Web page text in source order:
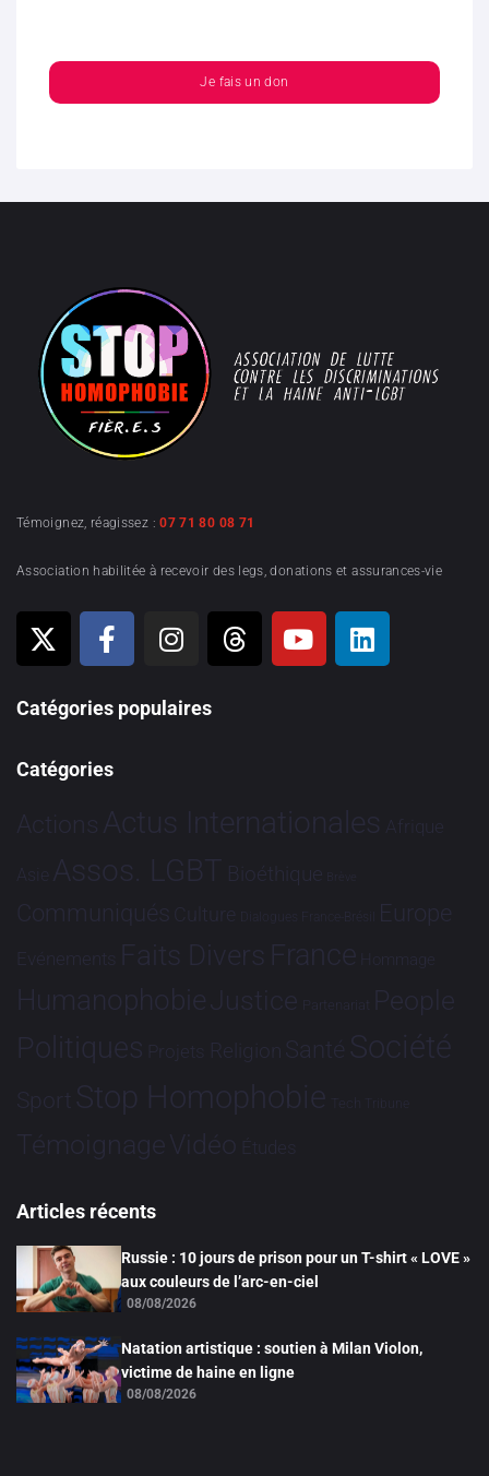
Je fais un don
Témoignez, réagissez :07 71 80 08 71
Association habilitée à recevoir des legs, donations et assurances-vie
Catégories populaires
Catégories
Actions Actus Internationales Afrique
Asie Assos. LGBT Bioéthique Brève
Communiqués Culture Dialogues France-Brésil Europe
Evénements Faits Divers France Hommage
HumanophobieJustice Partenariat People
Politiques Projets Religion Santé Société
Sport Stop Homophobie Tech Tribune
TémoignageVidéo Études
Articles récents
Russie : 10 jours de prison pour un T-shirt « LOVE »
aux couleurs de l’arc-en-ciel
08/08/2026
Natation artistique : soutien à Milan Violon,
victime de haine en ligne
08/08/2026